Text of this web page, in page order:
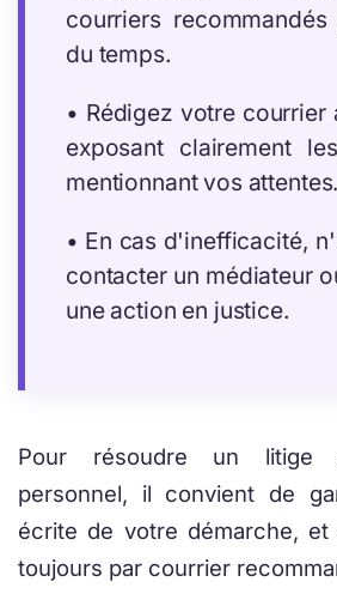
courriers
du temps.
• Rédigez votre courrier
exposant clairement
mentionnant vos attentes.
• En cas d'inefficacité,
contacter un médiateur
une action en justice.
Pour résoudre un litige
personnel, il convient de
écrite de votre démarche,
toujours par courrier